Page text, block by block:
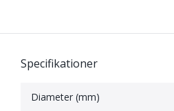
Specifikationer
Diameter (mm)